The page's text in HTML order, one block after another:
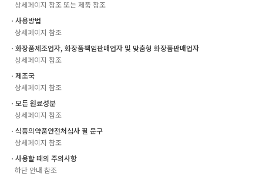
상세페이지 참조 또는 제품 참조
ㆍ사용방법
상세페이지 참조
ㆍ화장품제조업자, 화장품책임판매업자 및 맞춤형 화장품판매업자
상세페이지 참조
ㆍ제조국
상세페이지 참조
ㆍ모든 원료성분
상세페이지 참조
ㆍ식품의약품안전처심사 필 문구
상세페이지 참조
ㆍ사용할 때의 주의사항
하단 안내 참조